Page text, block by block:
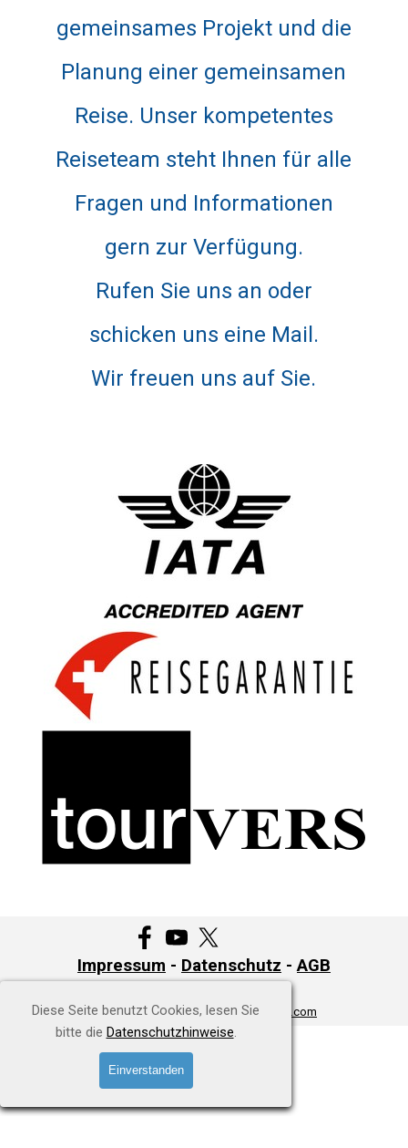
Diese Seite benutzt Cookies, lesen Sie
bitte die Datenschutzhinweise.
Einverstanden
gemeinsames Projekt und die
Planung einer gemeinsamen
Reise. Unser kompetentes
Reiseteam steht Ihnen für alle
Fragen und Informationen
gern zur Verfügung.
Rufen Sie uns an oder
schicken uns eine Mail.
Wir freuen uns auf Sie.
Impressum - Datenschutz -AGB
Copyright © ComputerHilfe-Stuttgart.com
Zurück zum Seiteninhalt